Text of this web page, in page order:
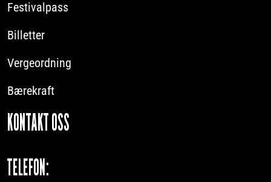
Festivalpass
Billetter
Vergeordning
Bærekraft
KONTAKT OSS
TELEFON: